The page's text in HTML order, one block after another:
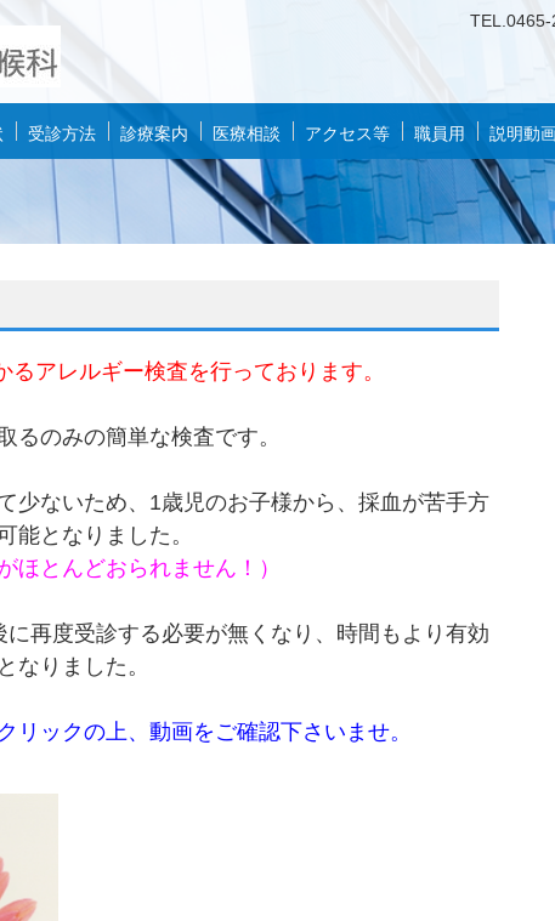
TEL. 0465-
受診方法 診療案内 医療相談 アクセス等 職員用 説明動
アレルギー検査を行っております。
のみの簡単な検査です。
少ないため、1歳児のお子様から、採血が苦手方
能となりました。
ほとんどおられません！）
再度受診する必要が無くなり、時間もより有効
なりました。
リックの上、動画をご確認下さいませ。